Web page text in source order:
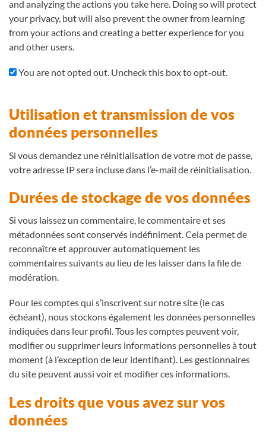
and analyzing the actions you take here. Doing so will protect
your privacy, but will also prevent the owner from learning
from your actions and creating a better experience for you
and other users.
You are not opted out. Uncheck this box to opt-out.
Utilisation et transmission de vos
données personnelles
Si vous demandez une réinitialisation de votre mot de passe,
votre adresse IP sera incluse dans l’e-mail de réinitialisation.
Durées de stockage de vos données
Si vous laissez un commentaire, le commentaire et ses
métadonnées sont conservés indéfiniment. Cela permet de
reconnaître et approuver automatiquement les
commentaires suivants au lieu de les laisser dans la file de
modération.
Pour les comptes qui s’inscrivent sur notre site (le cas
échéant), nous stockons également les données personnelles
indiquées dans leur profil. Tous les comptes peuvent voir,
modifier ou supprimer leurs informations personnelles à tout
moment (à l’exception de leur identifiant). Les gestionnaires
du site peuvent aussi voir et modifier ces informations.
Les droits que vous avez sur vos
données